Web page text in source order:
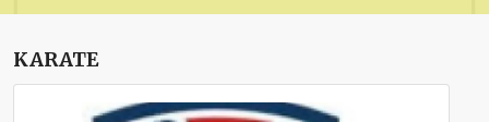
KARATE